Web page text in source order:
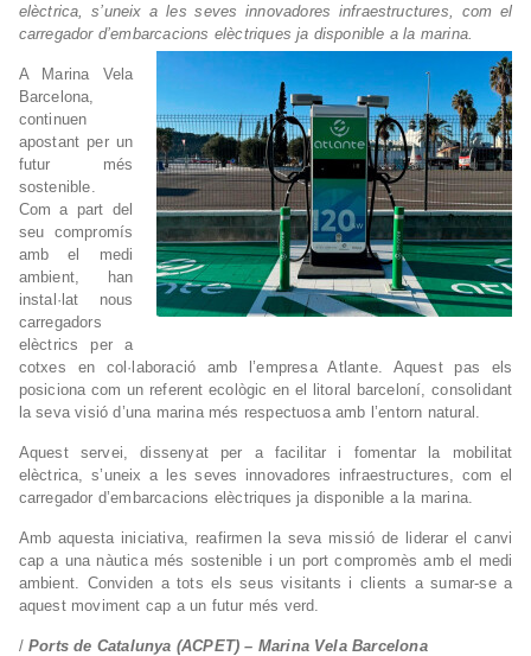
elèctrica, s’uneix a les seves innovadores infraestructures, com el
carregador d’embarcacions elèctriques ja disponible a la marina.
A Marina Vela
Barcelona,
continuen
apostant per un
futur més
sostenible.
Com a part del
seu compromís
amb el medi
ambient, han
instal·lat nous
carregadors
elèctrics per a
cotxes en col·laboració amb l’empresa Atlante. Aquest pas els
posiciona com un referent ecològic en el litoral barceloní, consolidant
la seva visió d’una marina més respectuosa amb l’entorn natural.
Aquest servei, dissenyat per a facilitar i fomentar la mobilitat
elèctrica, s’uneix a les seves innovadores infraestructures, com el
carregador d’embarcacions elèctriques ja disponible a la marina.
Amb aquesta iniciativa, reafirmen la seva missió de liderar el canvi
cap a una nàutica més sostenible i un port compromès amb el medi
ambient. Conviden a tots els seus visitants i clients a sumar-se a
aquest moviment cap a un futur més verd.
/Ports de Catalunya (ACPET) – Marina Vela Barcelona